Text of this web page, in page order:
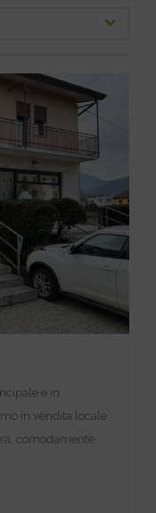
e in
in vendita locale
comodamente